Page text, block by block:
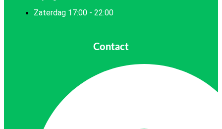
Zaterdag 17:00 - 22:00
Contact